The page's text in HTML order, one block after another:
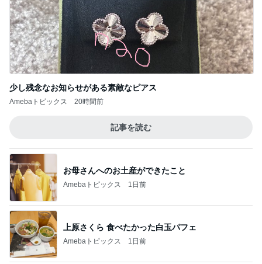
少し残念なお知らせがある素敵なピアス
Amebaトピックス 20時間前
記事を読む
お母さんへのお土産ができたこと
Amebaトピックス 1日前
上原さくら 食べたかった白玉パフェ
Amebaトピックス 1日前